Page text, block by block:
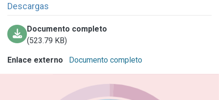
Descargas
Documento completo
(523.79 KB)
Enlace externo Documento completo